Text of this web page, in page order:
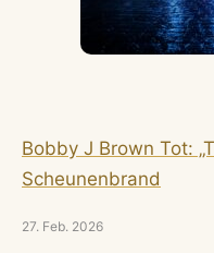
Bobby J Brown Tot:
Scheunenbrand
27. Feb. 2026